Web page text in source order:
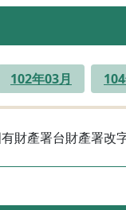
102年03月
財產署台財產署